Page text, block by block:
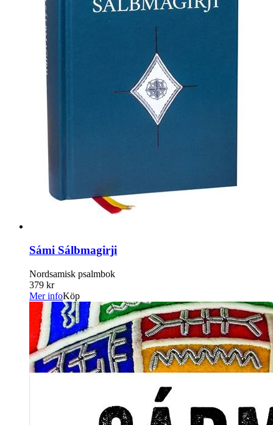
Sámi Sálbmagirji
Nordsamisk psalmbok
379 kr
Mer infoKöp